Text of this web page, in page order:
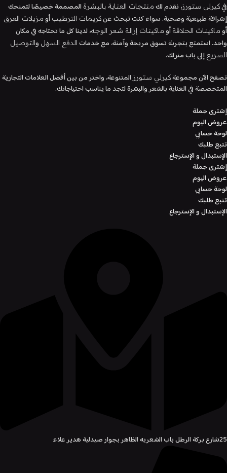
فيكيرلى ستورز، نقدم لك منتجات العناية بالبشرة المصممة خصيصًا لتمنحك
إشراقة طبيعية وصحية. سواء كنت تبحث عنكريمات الترطيب أو مزيلات العرق
أو ماكينات الحلاقة أو ماكينات إزالة شعر الوجه، لدينا كل ما تحتاجه في مكان
واحد. استمتع بتجربة تسوق مريحة وآمنة، مع خدمات الدفع السهل والتوصيل
السريع إلى باب منزلك.
تصفح الآن مجموعةكيرلي ستورزالمتنوعة، واختر من بين أفضل العلامات التجارية
المتخصصة في العناية بالشعر والبشرة لتجد ما يناسب احتياجاتك.
إشترى جملة
عروض اليوم
لوحة حسابي
تتبع طلبك
الإستبدال و الإسترجاع
إشترى جملة
عروض اليوم
لوحة حسابي
تتبع طلبك
الإستبدال و الإسترجاع
25شارع بركة الرطل باب الشعريه الظاهر بجوار صيدلية هدير علاء